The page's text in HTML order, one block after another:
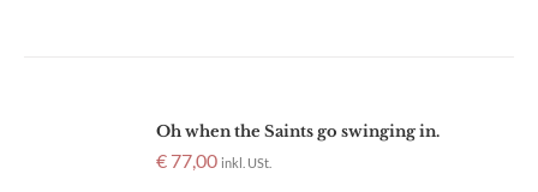
Oh when the Saints go swinging in.
€ 77,00 inkl. USt.